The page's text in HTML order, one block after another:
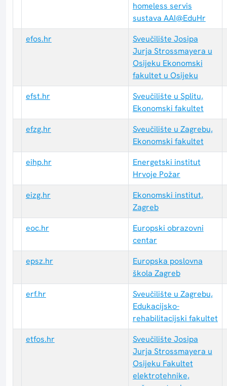
homeless servis
sustava AAI@EduHr
efos.hr
Sveučilište Josipa
Jurja Strossmayera u
Osijeku Ekonomski
fakultet u Osijeku
efst.hr
Sveučilište u Splitu,
Ekonomski fakultet
efzg.hr
Sveučilište u Zagrebu,
Ekonomski fakultet
eihp.hr
Energetski institut
Hrvoje Požar
eizg.hr
Ekonomski institut,
Zagreb
eoc.hr
Europski obrazovni
centar
epsz.hr
Europska poslovna
škola Zagreb
erf.hr
Sveučilište u Zagrebu,
Edukacijsko-
rehabilitacijski fakultet
etfos.hr
Sveučilište Josipa
Jurja Strossmayera u
Osijeku Fakultet
elektrotehnike,